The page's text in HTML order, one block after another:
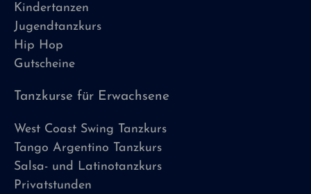
Kindertanzen
Jugendtanzkurs
Hip Hop
Gutscheine
Tanzkurse für Erwachsene
West Coast Swing Tanzkurs
Tango Argentino Tanzkurs
Salsa- und Latinotanzkurs
Privatstunden